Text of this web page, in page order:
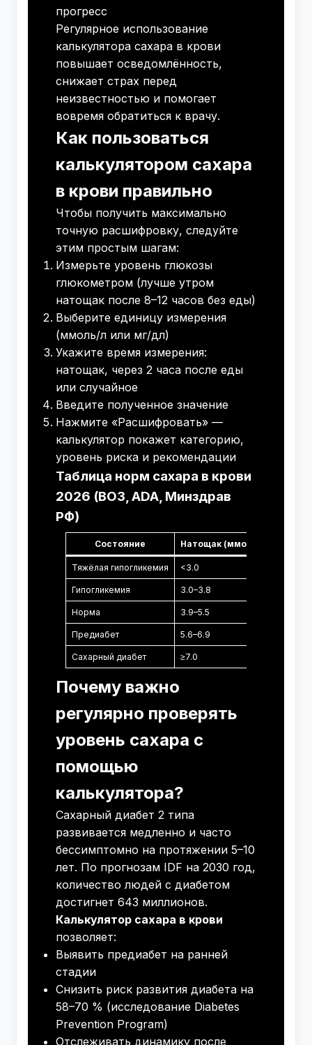
прогресс
Регулярное использование
калькулятора сахара в крови
повышает осведомлённость,
снижает страх перед
неизвестностью и помогает
вовремя обратиться к врачу.
Как пользоваться
калькулятором сахара
в крови правильно
Чтобы получить максимально
точную расшифровку, следуйте
этим простым шагам:
Измерьте уровень глюкозы
глюкометром (лучше утром
натощак после 8–12 часов без еды)
Выберите единицу измерения
(ммоль/л или мг/дл)
Укажите время измерения:
натощак, через 2 часа после еды
или случайное
Введите полученное значение
Нажмите «Расшифровать» —
калькулятор покажет категорию,
уровень риска и рекомендации
Таблица норм сахара в крови
2026 (ВОЗ, ADA, Минздрав
РФ)
Состояние Натощак (ммоль/л)
Тяжёлая гипогликемия <3.0
Гипогликемия 3.0–3.8
Норма 3.9–5.5
Предиабет 5.6–6.9
Сахарный диабет ≥7.0
Почему важно
регулярно проверять
уровень сахара с
помощью
калькулятора?
Сахарный диабет 2 типа
развивается медленно и часто
бессимптомно на протяжении 5–10
лет. По прогнозам IDF на 2030 год,
количество людей с диабетом
достигнет 643 миллионов.
Калькулятор сахара в крови
позволяет:
Выявить предиабет на ранней
стадии
Снизить риск развития диабета на
58–70 % (исследование Diabetes
Prevention Program)
Отслеживать динамику после